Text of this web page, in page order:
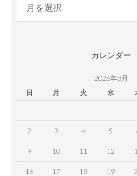
コ
カレンダー
2026年8月
日
月 火 水
2 3 4 5
9 10 11 12
16 17 18 19